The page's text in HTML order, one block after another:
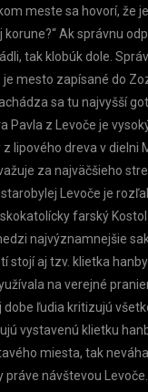
meste sa hovorí, že
korune?“ Ak správnu
tak klobúk dole.
je mesto zapísané do
sa tu najvyšší
Pavla z Levoče je
lipového dreva v dielni
za najväčšieho
Levoče je
farský Kostol
najvýznamnejšie
stojí aj tzv. klietka
na verejné
ľudia kritizujú
vystavenú klietku
miesta, tak
návštevou Levoče.